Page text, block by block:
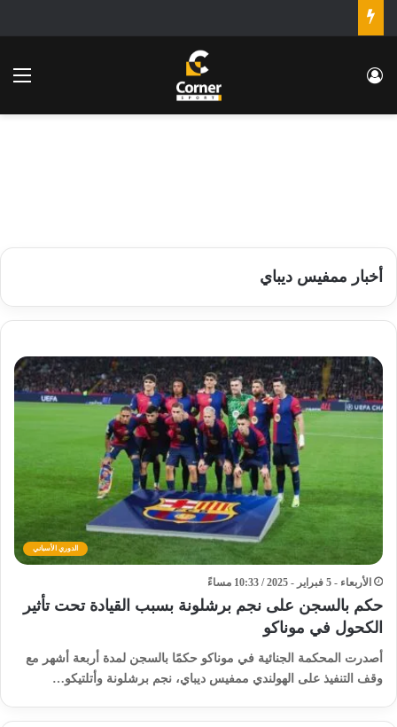
تسجيل الدخول
أخبار ممفيس ديباي
الدوري الأسباني
الأربعاء - 5 فبراير - 2025 / 10:33 مساءً
حكم بالسجن على نجم برشلونة بسبب القيادة تحت تأثير
الكحول في موناكو
أصدرت المحكمة الجنائية في موناكو حكمًا بالسجن لمدة أربعة أشهر مع
وقف التنفيذ على الهولندي ممفيس ديباي، نجم برشلونة وأتلتيكو…